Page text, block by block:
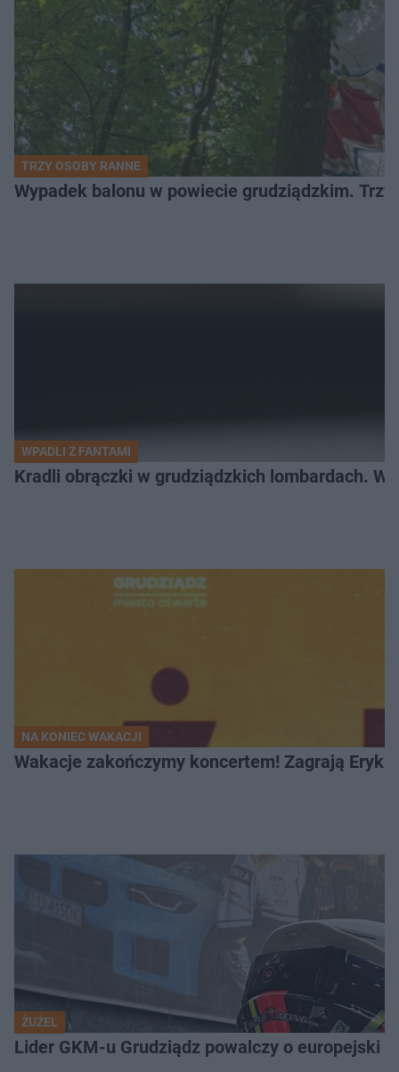
TRZY OSOBY RANNE
Wypadek balonu w powiecie grudziądzkim.
WPADLI Z FANTAMI
Kradli obrączki w grudziądzkich lombardach.
NA KONIEC WAKACJI
Wakacje zakończymy koncertem! Zagrają Eryk
ŻUŻEL
Lider GKM-u Grudziądz powalczy o europejski